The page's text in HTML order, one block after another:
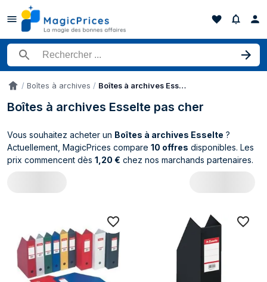
Rechercher un produit
AccueilBoîtes à archives Boîtes à archives Esselte
Boîtes à archives Esselte pas cher
Vous souhaitez acheter un Boîtes à archives Esselte ?
Actuellement, MagicPrices compare 10 offres disponibles. Les
prix commencent dès 1,20 € chez nos marchands partenaires.
Catalogue Esselte Boîtes à archives (10